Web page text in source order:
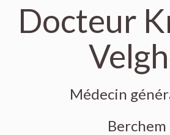
Docteur
Médecin
Berchem